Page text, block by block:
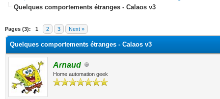
Quelques comportements étranges - Calaos v3
Pages (3): 1 2 3 Next »
Quelques comportements étranges - Calaos v3
Arnaud
Home automation geek